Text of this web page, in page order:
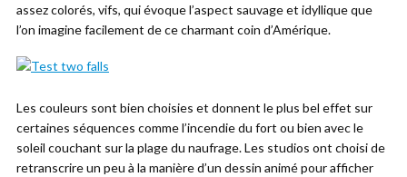
assez colorés, vifs, qui évoque l’aspect sauvage et idyllique que
l’on imagine facilement de ce charmant coin d’Amérique.
Les couleurs sont bien choisies et donnent le plus bel effet sur
certaines séquences comme l’incendie du fort ou bien avec le
soleil couchant sur la plage du naufrage. Les studios ont choisi de
retranscrire un peu à la manière d’un dessin animé pour afficher